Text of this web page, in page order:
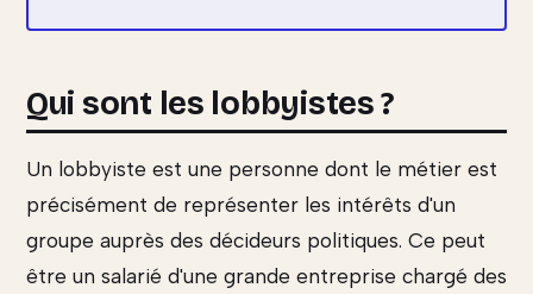
Qui sont les lobbyistes ?
Un lobbyiste est une personne dont le métier est
précisément de représenter les intérêts d'un
groupe auprès des décideurs politiques. Ce peut
être un salarié d'une grande entreprise chargé des